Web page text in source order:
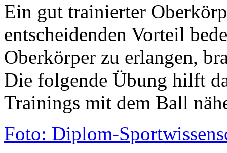
Ein gut trainierter
entscheidenden Vorteil
Oberkörper zu erlangen,
Die folgende Übung hilft
Trainings mit dem Ball
Foto: Diplom-